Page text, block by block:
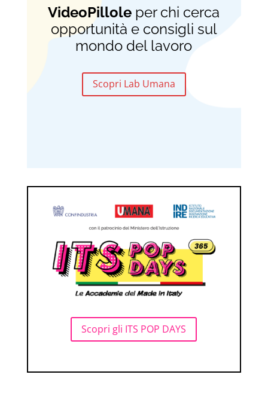
VideoPillole per chi cerca
opportunità e consigli sul
mondo del lavoro
Scopri Lab Umana
Scopri gli ITS POP DAYS